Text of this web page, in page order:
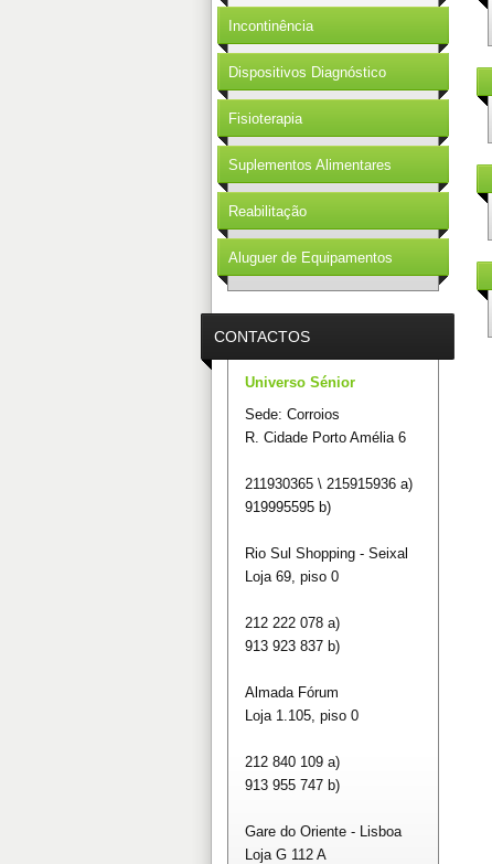
Incontinência
Dispositivos Diagnóstico
Fisioterapia
Suplementos Alimentares
Reabilitação
Aluguer de Equipamentos
CONTACTOS
Universo Sénior
Sede: Corroios
R. Cidade Porto Amélia 6
211930365 \ 215915936 a)
919995595 b)
Rio Sul Shopping - Seixal
Loja 69, piso 0
212 222 078 a)
913 923 837 b)
Almada Fórum
Loja 1.105, piso 0
212 840 109 a)
913 955 747 b)
Gare do Oriente - Lisboa
Loja G 112 A